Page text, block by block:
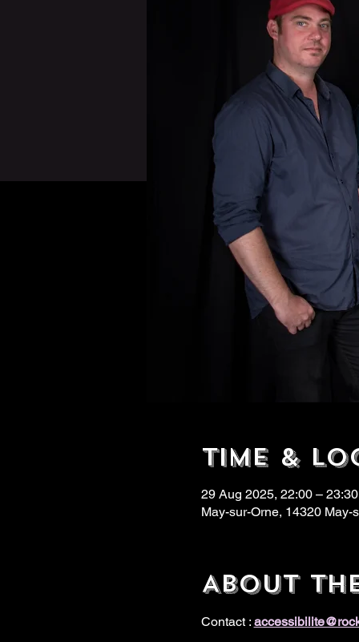
Time &
29 Aug 2025, 22:00 – 23:30
May-sur-Orne, 14320 May-
About
Contact :